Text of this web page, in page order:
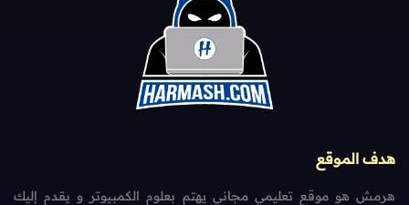
هدف الموقع
هرمش هو موقع تعليمي مجاني يهتم بعلوم الكمبيوتر و يقدم إليك